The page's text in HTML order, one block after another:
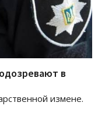
в
измене.